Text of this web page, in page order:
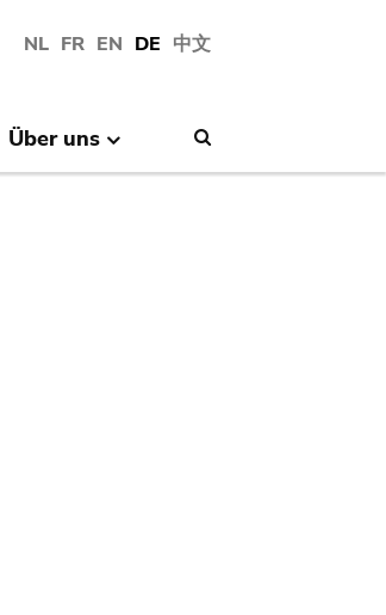
NL FR EN DE 中文
Über uns